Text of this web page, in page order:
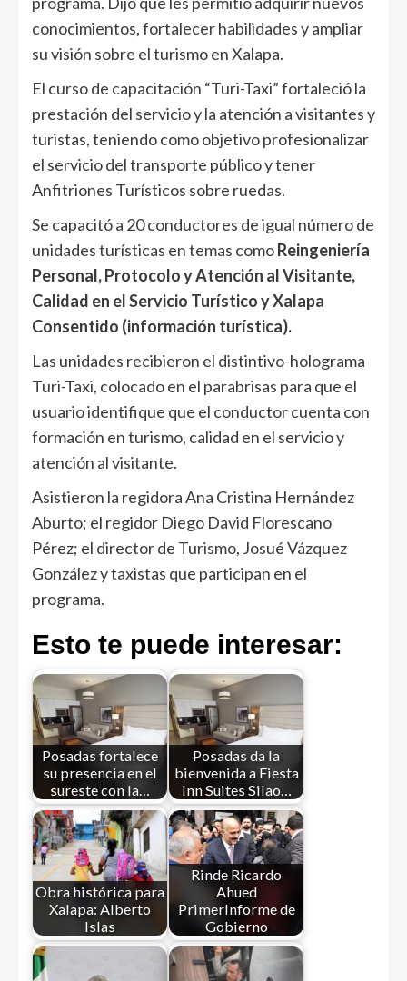
conocimientos, fortalecer habilidades y ampliar
su visión sobre el turismo en Xalapa.
El curso de capacitación “Turi-Taxi” fortaleció la
prestación del servicio y la atención a visitantes y
turistas, teniendo como objetivo profesionalizar
el servicio del transporte público y tener
Anfitriones Turísticos sobre ruedas.
Se capacitó a 20 conductores de igual número de
unidades turísticas en temas comoReingeniería
Personal, Protocolo y Atención al Visitante,
Calidad en el Servicio Turístico y Xalapa
Consentido (información turística).
Las unidades recibieron el distintivo-holograma
Turi-Taxi, colocado en el parabrisas para que el
usuario identifique que el conductor cuenta con
formación en turismo, calidad en el servicio y
atención al visitante.
Asistieron la regidora Ana Cristina Hernández
Aburto; el regidor Diego David Florescano
Pérez; el director de Turismo, Josué Vázquez
González y taxistas que participan en el
programa.
Esto te puede interesar:
Posadas fortalece
su presencia en el
sureste con la…
Posadas da la
bienvenida a Fiesta
Inn Suites Silao…
Obra histórica para
Xalapa: Alberto
Islas
Rinde Ricardo
Ahued
PrimerInforme de
Gobierno